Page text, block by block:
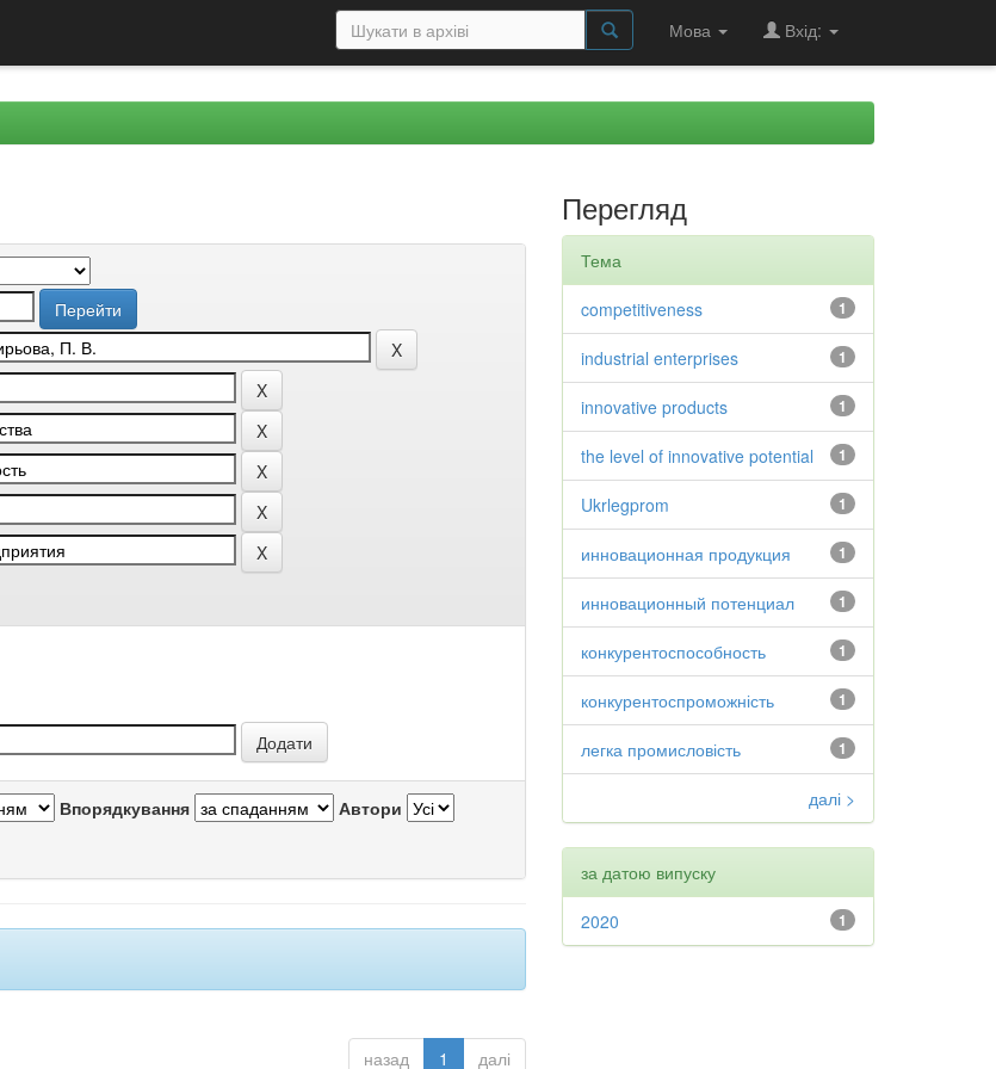
Мова Вхід:
Впорядкування Автори
назад 1 далі
Перегляд
Тема
1
competitiveness
1
industrial enterprises
1
innovative products
1
the level of innovative potential
1
Ukrlegprom
1
инновационная продукция
1
инновационный потенциал
1
конкурентоспособность
1
конкурентоспроможність
1
легка промисловість
далі >
за датою випуску
1
2020